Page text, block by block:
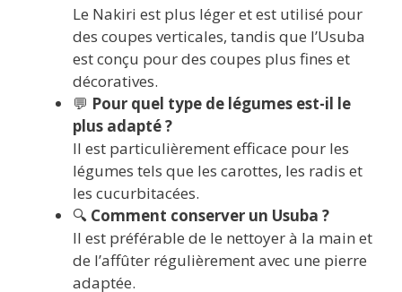
Le Nakiri est plus léger et est utilisé pour
des coupes verticales, tandis que l’Usuba
est conçu pour des coupes plus fines et
décoratives.
💬 Pour quel type de légumes est-il le
plus adapté ?
Il est particulièrement efficace pour les
légumes tels que les carottes, les radis et
les cucurbitacées.
🔍 Comment conserver un Usuba ?
Il est préférable de le nettoyer à la main et
de l’affûter régulièrement avec une pierre
adaptée.